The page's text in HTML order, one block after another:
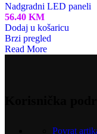
Nadgradni LED paneli
56.40 KM
Dodaj u košaricu
Brzi pregled
Read More
Povrat